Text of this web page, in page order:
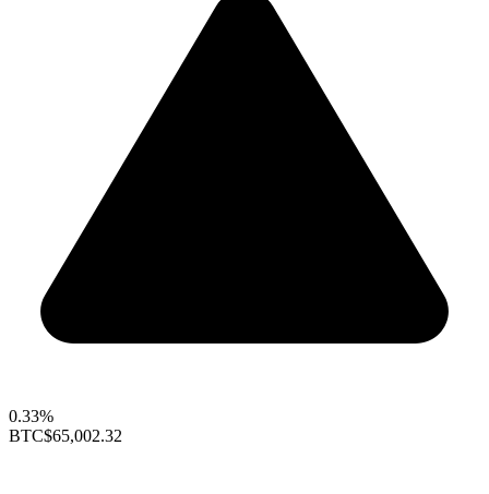
0.33%
BTC$65,002.32